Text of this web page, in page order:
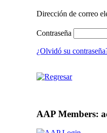
Dirección de correo
Contraseña
¿Olvidó su
AAP Members: